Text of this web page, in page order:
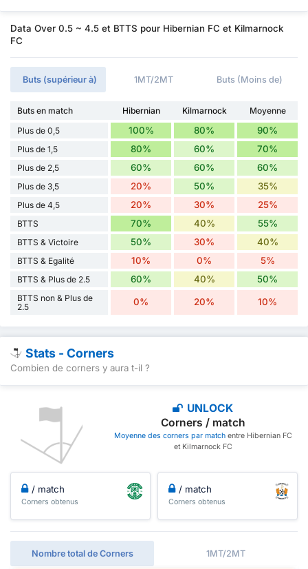
Data Over 0.5 ~ 4.5 et BTTS pour Hibernian FC et Kilmarnock
FC
Buts (supérieur à) 1MT/2MT Buts (Moins de)
Buts en match Hibernian Kilmarnock
Moyenne
Plus de 0,5
100% 80% 90%
Plus de 1,5 80% 60% 70%
Plus de 2,5 60% 60% 60%
Plus de 3,5 20% 50% 35%
Plus de 4,5 20% 30% 25%
BTTS 70% 40% 55%
BTTS & Victoire 50% 30% 40%
BTTS & Egalité 10% 0% 5%
BTTS & Plus de 2.5 60% 40% 50%
BTTS non & Plus de
2.5
0% 20% 10%
Stats - Corners
Combien de corners y aura t-il ?
UNLOCK
Corners / match
Moyenne des corners par matchentre Hibernian FC
et Kilmarnock FC
/ match
Corners obtenus
/ match
Corners obtenus
Nombre total de Corners 1MT/2MT